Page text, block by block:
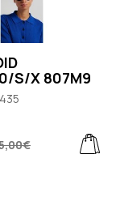
S/X 807M9